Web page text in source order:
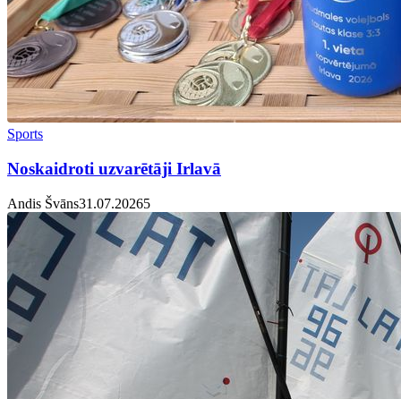
Sports
Noskaidroti uzvarētāji Irlavā
Andis Švāns31.07.20265